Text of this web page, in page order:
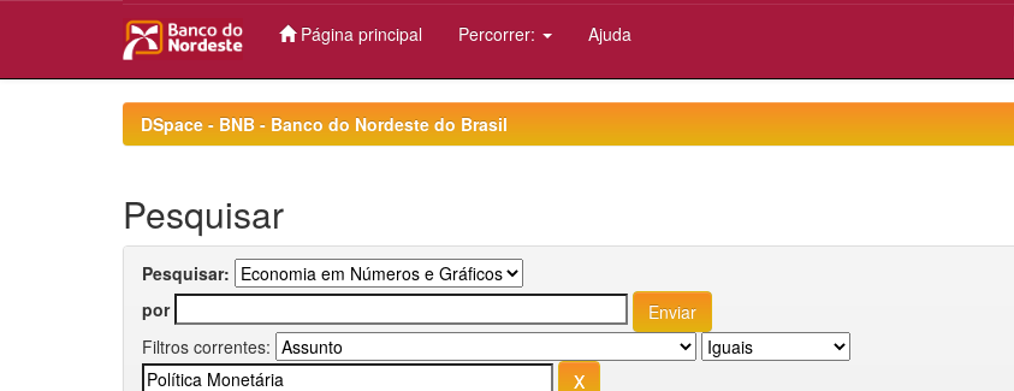
Página principal Percorrer: Ajuda
DSpace - BNB - Banco do Nordeste do Brasil
Pesquisar
Pesquisar:
por
Filtros correntes: